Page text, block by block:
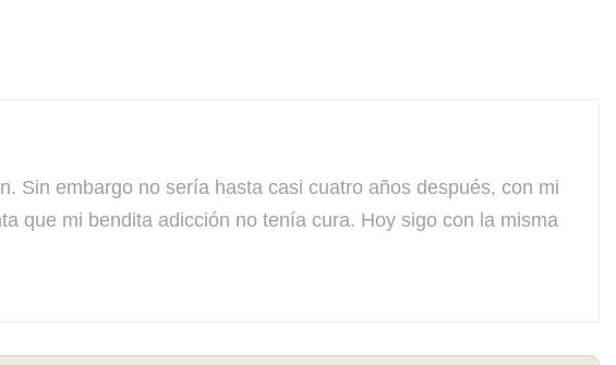
Sin embargo no sería hasta casi cuatro años después, con mi
que mi bendita adicción no tenía cura. Hoy sigo con la misma